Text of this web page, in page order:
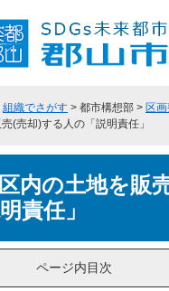
組織でさがす > 都市構想部 > 区
(売却)する人の「説明責任」
内の土地を販
責任」
ページ内目次